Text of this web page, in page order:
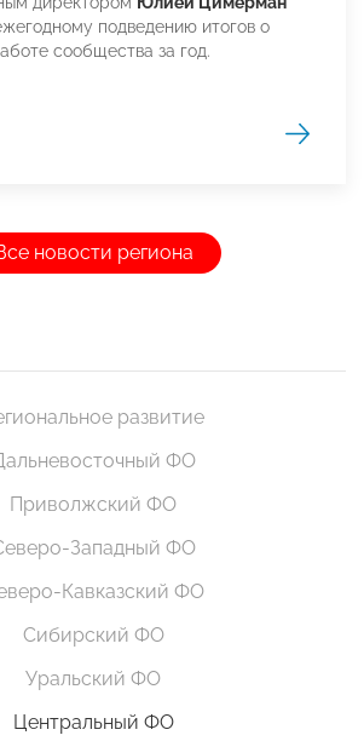
подведению итогов о
сообщества за год.
новости региона
развитие
ФО
Приволжский ФО
Западный ФО
Кавказский ФО
Сибирский ФО
Уральский ФО
Центральный ФО